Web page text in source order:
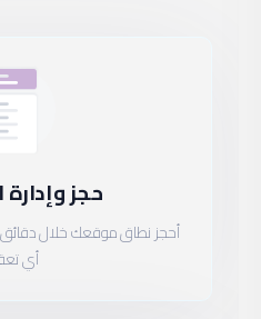
حجز
أحجز نطاق موقعك خلال دقائق
أي